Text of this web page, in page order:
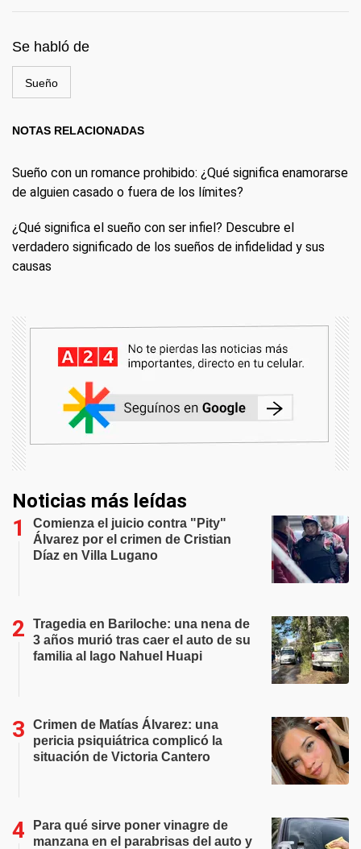
Se habló de
Sueño
NOTAS RELACIONADAS
Sueño con un romance prohibido: ¿Qué significa enamorarse
de alguien casado o fuera de los límites?
¿Qué significa el sueño con ser infiel? Descubre el
verdadero significado de los sueños de infidelidad y sus
causas
Noticias más leídas
Comienza el juicio contra "Pity"
Álvarez por el crimen de Cristian
Díaz en Villa Lugano
Tragedia en Bariloche: una nena de
3 años murió tras caer el auto de su
familia al lago Nahuel Huapi
Crimen de Matías Álvarez: una
pericia psiquiátrica complicó la
situación de Victoria Cantero
Para qué sirve poner vinagre de
manzana en el parabrisas del auto y